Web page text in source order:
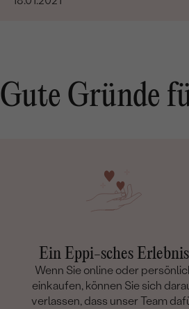
Gute Gründe
Ein Eppi-sches Erlebnis
Wenn Sie online oder
einkaufen, können Sie sich
verlassen, dass unser Team